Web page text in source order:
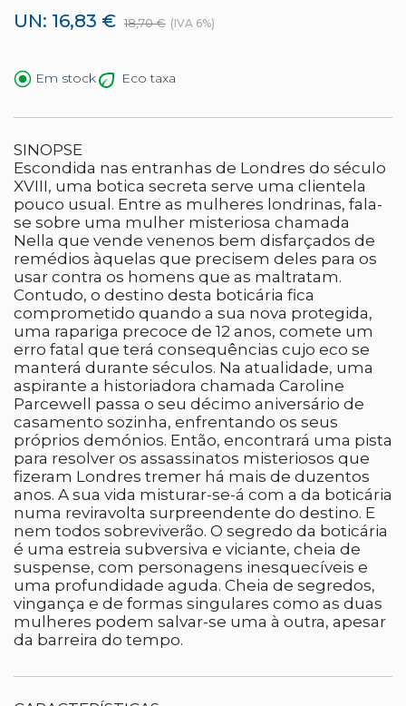
UN: 16,83 € 18,70 € (IVA 6%)
Em stock Eco taxa
SINOPSE
Escondida nas entranhas de Londres do século
XVIII, uma botica secreta serve uma clientela
pouco usual. Entre as mulheres londrinas, fala-
se sobre uma mulher misteriosa chamada
Nella que vende venenos bem disfarçados de
remédios àquelas que precisem deles para os
usar contra os homens que as maltratam.
Contudo, o destino desta boticária fica
comprometido quando a sua nova protegida,
uma rapariga precoce de 12 anos, comete um
erro fatal que terá consequências cujo eco se
manterá durante séculos. Na atualidade, uma
aspirante a historiadora chamada Caroline
Parcewell passa o seu décimo aniversário de
casamento sozinha, enfrentando os seus
próprios demónios. Então, encontrará uma pista
para resolver os assassinatos misteriosos que
fizeram Londres tremer há mais de duzentos
anos. A sua vida misturar-se-á com a da boticária
numa reviravolta surpreendente do destino. E
nem todos sobreviverão. O segredo da boticária
é uma estreia subversiva e viciante, cheia de
suspense, com personagens inesquecíveis e
uma profundidade aguda. Cheia de segredos,
vingança e de formas singulares como as duas
mulheres podem salvar-se uma à outra, apesar
da barreira do tempo.